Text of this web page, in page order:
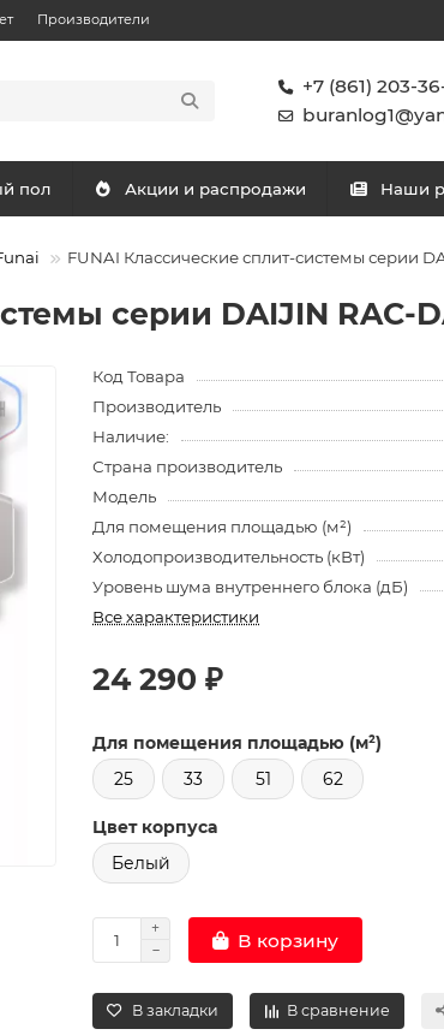
Производители
+7 (861) 203-
пол Акции и распродажи Наши
FUNAI Классические сплит-системы серии
серии DAIJIN RAC-
Код Товара
Производитель
Наличие:
Страна производитель
Модель
Для помещения площадью (м²)
Холодопроизводительность (кВт)
Уровень шума внутреннего блока (дБ)
Все характеристики
24 290 ₽
Для помещения площадью (м²)
25
33 51 62
Цвет корпуса
Белый
В корзину
В закладки В сравнение